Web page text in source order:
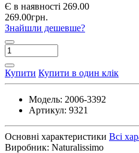
Є в наявності 269.00
269.00грн.
Знайшли дешевше?
Купити Купити в один клік
Модель: 2006-3392
Артикул: 9321
Основні характеристики Всі
Виробник: Naturalissimo